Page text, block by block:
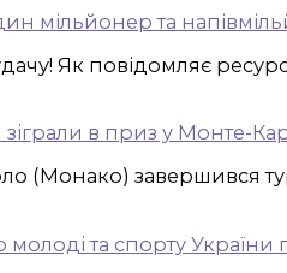
мільйонер та
Як повідомляє
зіграли в приз у Монте-
(Монако) завершився
молоді та спорту